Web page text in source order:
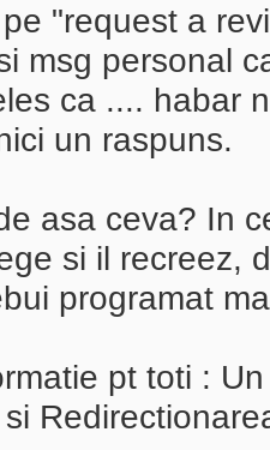
"request a
msg personal
ca .... habar
un raspuns.
asa ceva? In
si il recreez,
programat
pt toti :